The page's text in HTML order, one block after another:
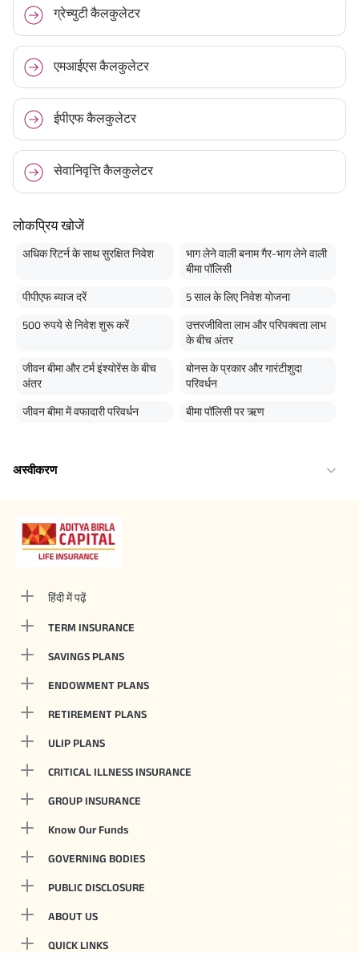
ग्रेच्युटी कैलकुलेटर
एमआईएस कैलकुलेटर
ईपीएफ कैलकुलेटर
सेवानिवृत्ति कैलकुलेटर
लोकप्रिय खोजें
अधिक रिटर्न के साथ सुरक्षित निवेश
भाग लेने वाली बनाम गैर-भाग लेने वाली
बीमा पॉलिसी
पीपीएफ ब्याज दरें 5 साल के लिए निवेश योजना
500 रुपये से निवेश शुरू करें
उत्तरजीविता लाभ और परिपक्वता लाभ
के बीच अंतर
जीवन बीमा और टर्म इंश्योरेंस के बीच
अंतर
बोनस के प्रकार और गारंटीशुदा
परिवर्धन
जीवन बीमा में वफादारी परिवर्धन बीमा पॉलिसी पर ऋण
अस्वीकरण
हिंदी में पढ़ें
TERM INSURANCE
SAVINGS PLANS
ENDOWMENT PLANS
RETIREMENT PLANS
ULIP PLANS
CRITICAL ILLNESS INSURANCE
GROUP INSURANCE
Know Our Funds
GOVERNING BODIES
PUBLIC DISCLOSURE
ABOUT US
QUICK LINKS